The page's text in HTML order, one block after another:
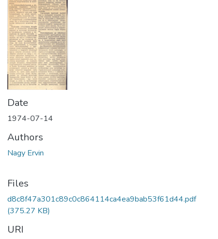
Date
1974-07-14
Authors
Nagy Ervin
Files
d8c8f47a301c89c0c864114ca4ea9bab53f61d44.pdf
(375.27 KB)
URI